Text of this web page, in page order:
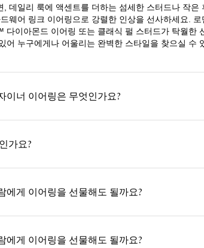
데일리 룩에 액센트를 더하는 섬세한 스터드나 작
웨어 링크 이어링으로 강렬한 인상을 선사하세요.
이아몬드 이어링 또는 클래식 펄 스터드가 탁월한
어 누구에게나 어울리는 완벽한 스타일을 찾으실 수
이너 이어링은 무엇인가요?
가요?
에게 이어링을 선물해도 될까요?
에게 이어링을 선물해도 될까요?